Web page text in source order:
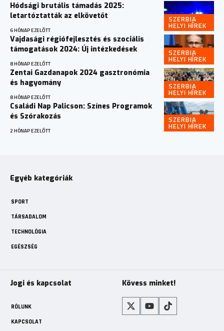
SZERBIA
HELYI HÍREK
Hódsági brutális támadás 2025:
letartóztatták az elkövetőt
6 HÓNAP EZELŐTT
SZERBIA
HELYI HÍREK
Vajdasági régiófejlesztés és szociális
támogatások 2024: Új intézkedések
8 HÓNAP EZELŐTT
SZERBIA
HELYI HÍREK
Zentai Gazdanapok 2024 gasztronómia
és hagyomány
8 HÓNAP EZELŐTT
SZERBIA
HELYI HÍREK
Családi Nap Palicson: Színes Programok
és Szórakozás
2 HÓNAP EZELŐTT
Egyéb kategóriák
SPORT
TÁRSADALOM
TECHNOLÓGIA
EGÉSZSÉG
Jogi és kapcsolat
RÓLUNK
KAPCSOLAT
Kövess minket!